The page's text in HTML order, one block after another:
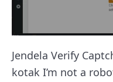
Jendela Verify
kotak I’m not a